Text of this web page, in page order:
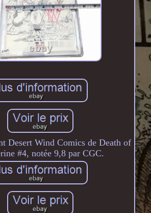
Desert Wind Comics de Death of
#4, notée 9,8 par CGC.